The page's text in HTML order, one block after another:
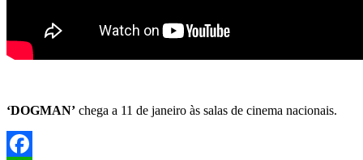
‘DOGMAN’ chega a 11 de janeiro às salas de cinema nacionais.